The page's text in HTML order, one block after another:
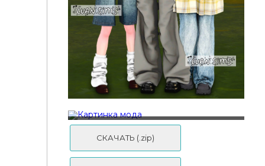
LVAN - Collection 25
LVAN - Collection 29
СКАЧАТЬ (.zip)